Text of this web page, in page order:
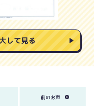
して見る
前のお声